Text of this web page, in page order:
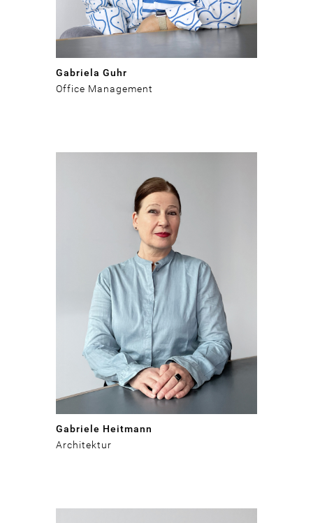
Gabriela Guhr
Office Management
Gabriele Heitmann
Architektur